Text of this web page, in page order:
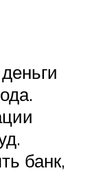
банк,